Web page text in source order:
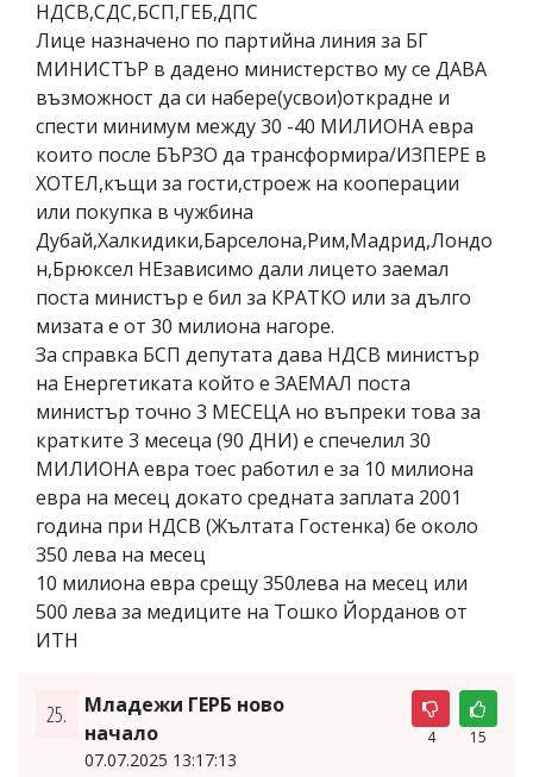
НДСВ,СДС,БСП,ГЕБ,ДПС
Лице назначено по партийна линия за БГ
МИНИСТЪР в дадено министерство му се ДАВА
възможност да си набере(усвои)открадне и
спести минимум между 30 -40 МИЛИОНА евра
които после БЪРЗО да трансформира/ИЗПЕРЕ в
ХОТЕЛ,къщи за гости,строеж на кооперации
или покупка в чужбина
Дубай,Халкидики,Барселона,Рим,Мадрид,Лондо
н,Брюксел НЕзависимо дали лицето заемал
поста министър е бил за КРАТКО или за дълго
мизата е от 30 милиона нагоре.
За справка БСП депутата дава НДСВ министър
на Енергетиката който е ЗАЕМАЛ поста
министър точно 3 МЕСЕЦА но въпреки това за
кратките 3 месеца (90 ДНИ) е спечелил 30
МИЛИОНА евра тоес работил е за 10 милиона
евра на месец докато средната заплата 2001
година при НДСВ (Жълтата Гостенка) бе около
350 лева на месец
10 милиона евра срещу 350лева на месец или
500 лева за медиците на Тошко Йорданов от
ИТН
25.
Младежи ГЕРБ ново
начало
07.07.2025 13:17:13
4 15